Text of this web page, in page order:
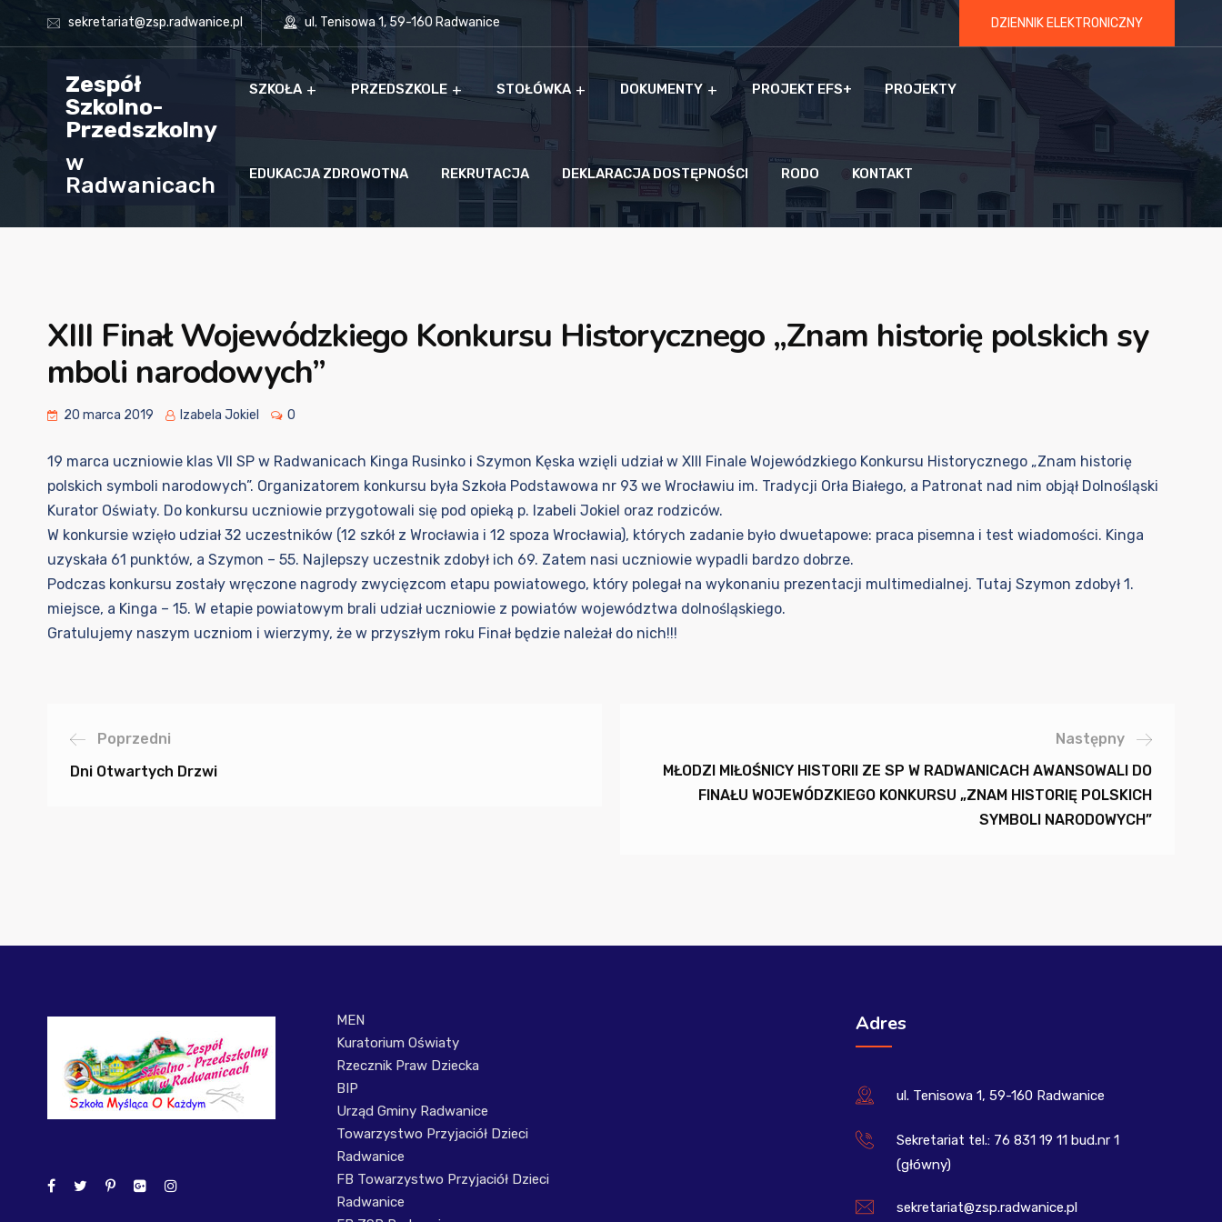
sekretariat@zsp.radwanice.pl ul. Tenisowa 1, 59-160 Radwanice DZIENNIK ELEKTRONICZNY
Zespół
Szkolno-
Przedszkolny
w
Radwanicach
SZKOŁA PRZEDSZKOLE STOŁÓWKA DOKUMENTY PROJEKT EFS+ PROJEKTY
EDUKACJA ZDROWOTNA REKRUTACJA DEKLARACJA DOSTĘPNOŚCI RODO KONTAKT
XIII Finał Wojewódzkiego Konkursu Historycznego „Znam historię polskich sy
mboli narodowych”
20 marca 2019 Izabela Jokiel 0
19 marca uczniowie klas VII SP w Radwanicach Kinga Rusinko i Szymon Kęska wzięli udział w XIII Finale Wojewódzkiego Konkursu Historycznego „Znam historię
polskich symboli narodowych”. Organizatorem konkursu była Szkoła Podstawowa nr 93 we Wrocławiu im. Tradycji Orła Białego, a Patronat nad nim objął Dolnośląski
Kurator Oświaty. Do konkursu uczniowie przygotowali się pod opieką p. Izabeli Jokiel oraz rodziców.
W konkursie wzięło udział 32 uczestników (12 szkół z Wrocławia i 12 spoza Wrocławia), których zadanie było dwuetapowe: praca pisemna i test wiadomości. Kinga
uzyskała 61 punktów, a Szymon – 55. Najlepszy uczestnik zdobył ich 69. Zatem nasi uczniowie wypadli bardzo dobrze.
Podczas konkursu zostały wręczone nagrody zwycięzcom etapu powiatowego, który polegał na wykonaniu prezentacji multimedialnej. Tutaj Szymon zdobył 1.
miejsce, a Kinga – 15. W etapie powiatowym brali udział uczniowie z powiatów województwa dolnośląskiego.
Gratulujemy naszym uczniom i wierzymy, że w przyszłym roku Finał będzie należał do nich!!!
Poprzedni
Dni Otwartych Drzwi
Następny
MŁODZI MIŁOŚNICY HISTORII ZE SP W RADWANICACH AWANSOWALI DO
FINAŁU WOJEWÓDZKIEGO KONKURSU „ZNAM HISTORIĘ POLSKICH
SYMBOLI NARODOWYCH”
MEN
Kuratorium Oświaty
Rzecznik Praw Dziecka
BIP
Urząd Gminy Radwanice
Towarzystwo Przyjaciół Dzieci
Radwanice
FB Towarzystwo Przyjaciół Dzieci
Radwanice
Adres
ul. Tenisowa 1, 59-160 Radwanice
Sekretariat tel.: 76 831 19 11 bud.nr 1
(główny)
sekretariat@zsp.radwanice.pl